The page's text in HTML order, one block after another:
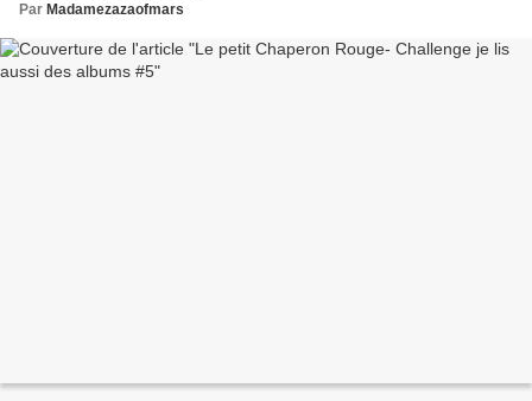
Par Madamezazaofmars